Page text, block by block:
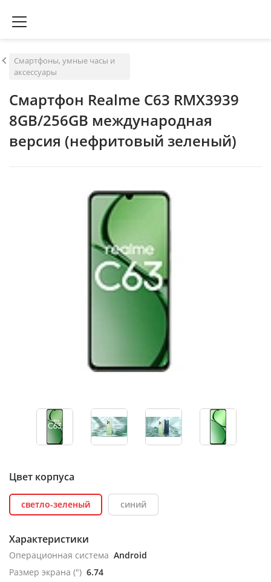
Смартфоны, умные часы и
аксессуары
Смартфон Realme C63 RMX3939
8GB/256GB международная
версия (нефритовый зеленый)
Цвет корпуса
светло-зеленый синий
Характеристики
Операционная система Android
Размер экрана (") 6.74